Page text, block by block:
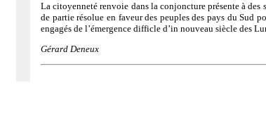
La citoyenneté renvoie dans la conjoncture présente à
de partie résolue en faveur des peuples des pays du Sud
engagés de l’émergence difficle d’in nouveau siècle des
Gérard Deneux